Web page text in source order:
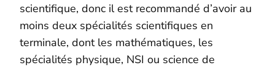
scientifique, donc il est recommandé d’avoir au
moins deux spécialités scientifiques en
terminale, dont les mathématiques, les
spécialités physique, NSI ou science de